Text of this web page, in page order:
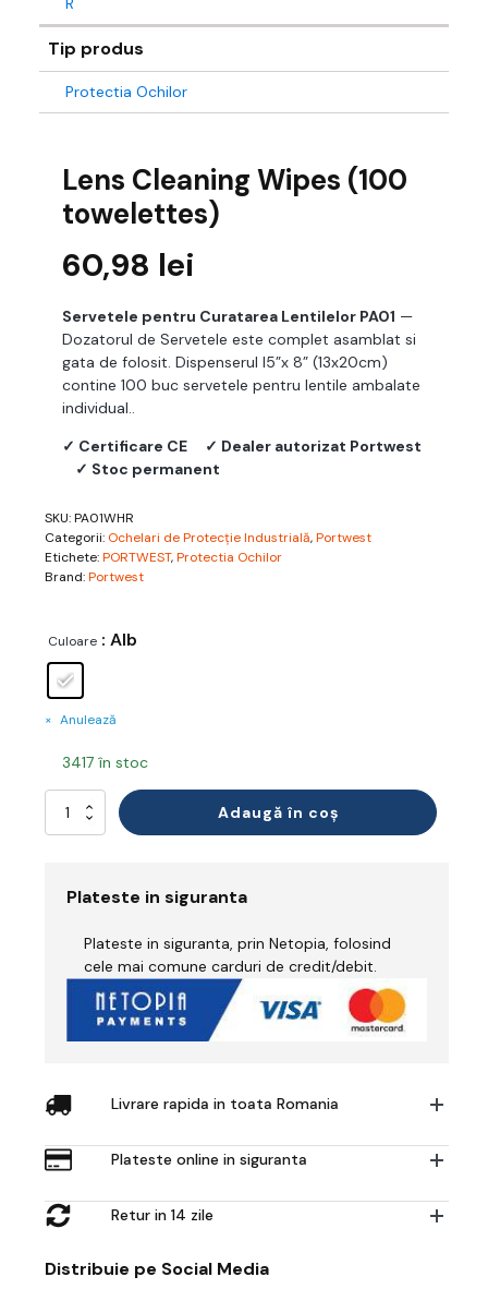
Tip produs
Protectia Ochilor
Lens Cleaning Wipes (100
towelettes)
60,98 lei
Servetele pentru Curatarea Lentilelor PA01 —
Dozatorul de Servetele este complet asamblat si
gata de folosit. Dispenserul l5”x 8” (13x20cm)
contine 100 buc servetele pentru lentile ambalate
individual..
✓ Certificare CE
✓ Dealer autorizat Portwest
✓ Stoc permanent
SKU:PA01WHR
Categorii: Ochelari de Protecție Industrială,Portwest
Etichete:PORTWEST,Protectia Ochilor
Brand:Portwest
Culoare : Alb
Anulează
3417 în stoc
Cantitate
towelettes)
Adaugă în coș
Plateste in siguranta
Plateste in siguranta, prin Netopia, folosind
cele mai comune carduri de credit/debit.
Livrare rapida in toata Romania
Plateste online in siguranta
Retur in 14 zile
Distribuie pe Social Media